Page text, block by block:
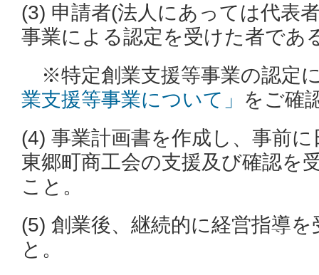
(3) 申請者(法人にあっては代表
事業による認定を受けた者であ
※特定創業支援等事業の認定
業支援等事業について」 をご確
(4) 事業計画書を作成し、事前
東郷町商工会の支援及び確認を
こと。
(5) 創業後、継続的に経営指導
と。